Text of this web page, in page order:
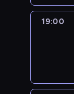
19:00